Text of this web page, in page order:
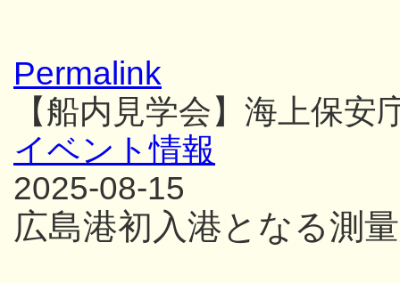
Permalink
【船内見学会】海上保
イベント情報
2025-08-15
広島港初入港となる測